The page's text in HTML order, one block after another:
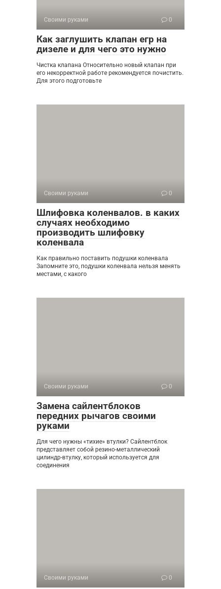
Своими руками 0
Как заглушить клапан егр на
дизеле и для чего это нужно
Чистка клапана Относительно новый клапан при
его некорректной работе рекомендуется почистить.
Для этого подготовьте
Своими руками 0
Шлифовка коленвалов. в каких
случаях необходимо
производить шлифовку
коленвала
Как правильно поставить подушки коленвала
Запомните это, подушки коленвала нельзя менять
местами, с какого
Своими руками 0
Замена сайлентблоков
передних рычагов своими
руками
Для чего нужны «тихие» втулки? Сайлентблок
представляет собой резино-металлический
цилиндр-втулку, который используется для
соединения
Своими руками 0